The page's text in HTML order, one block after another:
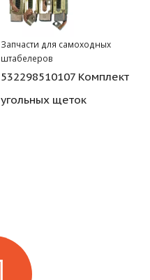
Запчасти для самоходных
штабелеров
532298510107 Комплект
угольных щеток